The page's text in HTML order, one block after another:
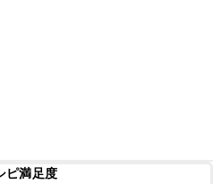
ピ満足度